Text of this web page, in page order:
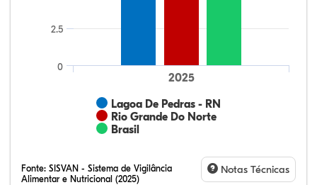
Lagoa De Pedras - RN
Rio Grande Do Norte
Brasil
2025
0
2.5
Fonte: SISVAN - Sistema de Vigilância
Alimentar e Nutricional (2025)
Notas Técnicas